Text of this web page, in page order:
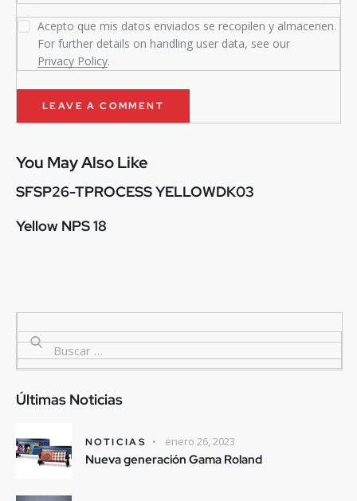
Acepto que mis datos enviados se recopilen y almacenen.
For further details on handling user data, see our
Privacy Policy.
You May Also Like
SFSP26-TPROCESS YELLOWDK03
Yellow NPS 18
Últimas Noticias
NOTICIAS enero 26, 2023
Nueva generación Gama Roland